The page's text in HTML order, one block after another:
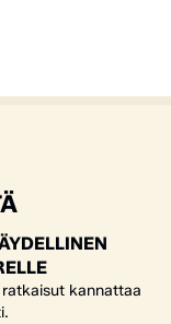
kannattaa